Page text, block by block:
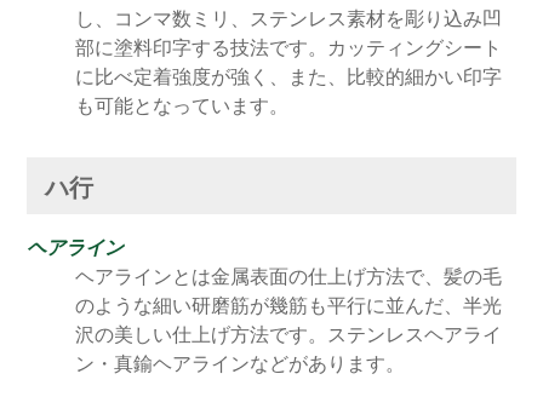
し、コンマ数ミリ、ステンレス素材を彫り込み凹
部に塗料印字する技法です。カッティングシート
に比べ定着強度が強く、また、比較的細かい印字
も可能となっています。
ハ行
ヘアライン
ヘアラインとは金属表面の仕上げ方法で、髪の毛
のような細い研磨筋が幾筋も平行に並んだ、半光
沢の美しい仕上げ方法です。ステンレスヘアライ
ン・真鍮ヘアラインなどがあります。